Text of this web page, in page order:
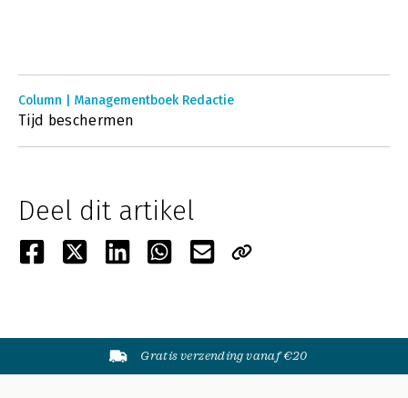
Column | Managementboek Redactie
Tijd beschermen
Deel dit artikel
Gratis verzending vanaf €20